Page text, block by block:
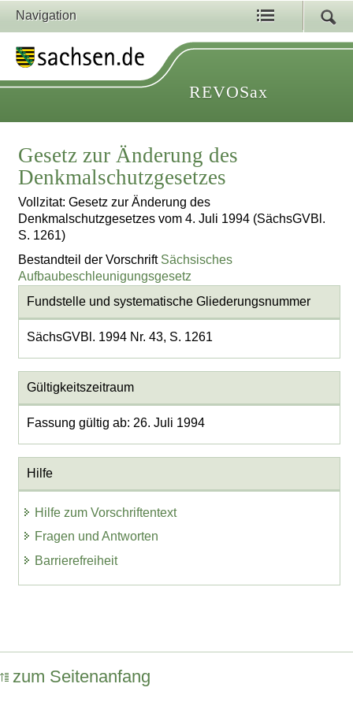
Navigation
REVOSax
Gesetz zur Änderung des
Denkmalschutzgesetzes
Vollzitat: Gesetz zur Änderung des
Denkmalschutzgesetzes vom 4. Juli 1994 (SächsGVBl.
S. 1261)
Bestandteil der Vorschrift Sächsisches
Aufbaubeschleunigungsgesetz
Fundstelle und systematische Gliederungsnummer
SächsGVBl. 1994 Nr. 43, S. 1261
Gültigkeitszeitraum
Fassung gültig ab: 26. Juli 1994
Hilfe
Hilfe zum Vorschriftentext
Fragen und Antworten
Barrierefreiheit
zum Seitenanfang